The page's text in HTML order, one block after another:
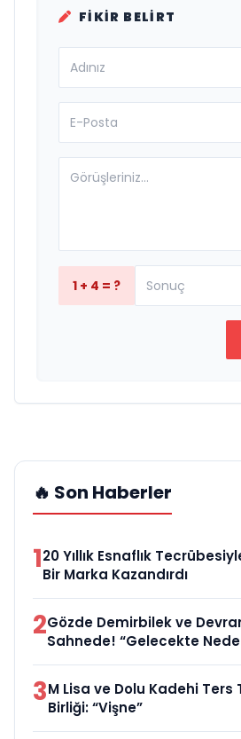
FIKIR BELIRT
1 + 4 = ?
🔥 Son Haberler
120 Yıllık Esnaflık
Bir Marka Kazandırdı
2Gözde Demirbilek ve
Sahnede! “Gelecekte
3M Lisa ve Dolu Kadehi Ters
Birliği: “Vişne”